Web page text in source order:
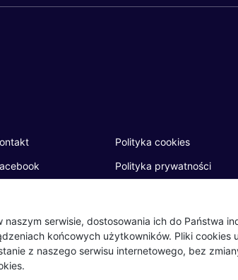
Polityka cookies
Polityka prywatności
serwisie, dostosowania ich do Państwa
końcowych użytkowników. Pliki
z naszego serwisu internetowego, bez